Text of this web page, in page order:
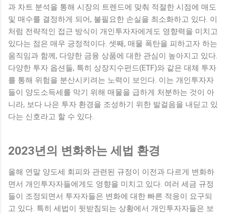
과 차트 분석을 통해 시장의 트렌드에 맞춰 적절한 시점에 매도
및 매수를 결정하게 되어, 불필요한 손실을 최소화하고 있다. 이
처럼 전략적인 접근 방식이 개인투자자에게도 영향력을 미치고
있다는 점은 매우 긍정적이다. 셋째, 매물 폭탄을 피하고자 하는
움직임과 함께, 다양한 금융 상품에 대한 관심이 높아지고 있다.
다양한 투자 옵션들, 특히 상장지수펀드(ETF)와 같은 대체 투자
를 통해 위험을 분산시키려는 노력이 보인다. 이는 개인투자자
들이 양도소득세를 막기 위해 매물을 급하게 처분하는 것이 아
니라, 보다 나은 투자 환경을 조성하기 위한 발걸음을 내딛고 있
다는 신호라고 할 수 있다.
2023년의 변화하는 세법 환경
올해 연말 양도세 회피와 관련된 규정이 이전과 다르게 변화하
면서 개인투자자들에게도 영향을 미치고 있다. 여러 세금 규정
들이 조정되면서 투자자들은 변화에 대한 빠른 적응이 요구되
고 있다. 특히 세법이 뒷받침되는 상황에서 개인투자자들은 보